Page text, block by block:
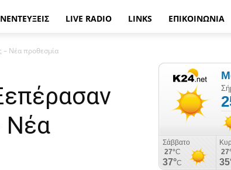
LIVE RADIO LINKS ΕΠΙΚΟΙΝΩΝΙΑ
– Νέα προθεσμία
Νέα